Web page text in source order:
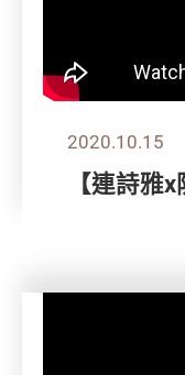
2020.10.15
【連詩雅